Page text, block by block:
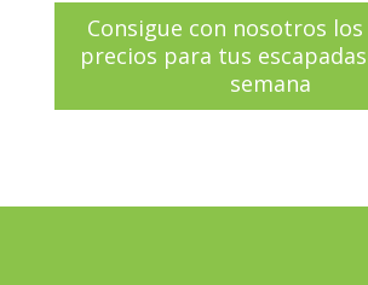
Consigue con nosotros
precios para tus
semana